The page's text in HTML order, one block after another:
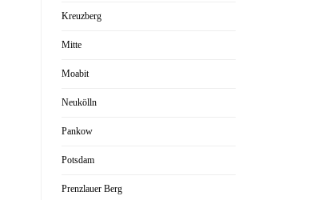
Kreuzberg
Mitte
Moabit
Neukölln
Pankow
Potsdam
Prenzlauer Berg